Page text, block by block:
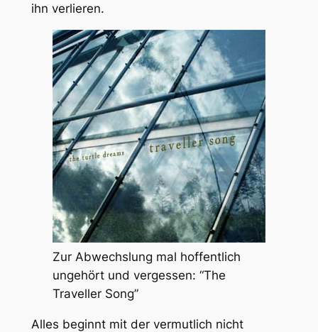
ihn verlieren.
Zur Abwechslung mal hoffentlich
ungehört und vergessen: “The
Traveller Song”
Alles beginnt mit der vermutlich nicht